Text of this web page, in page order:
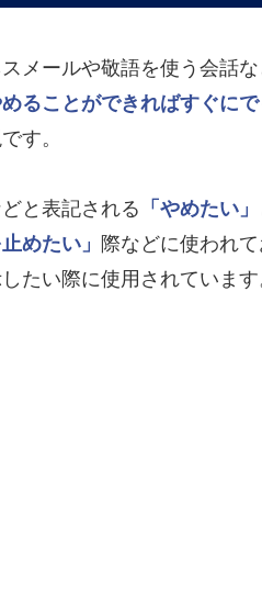
メールや敬語を使う会話
めることができればすぐに
す。
と表記される 「やめたい」
めたい」 際などに使われ
たい際に使用されています